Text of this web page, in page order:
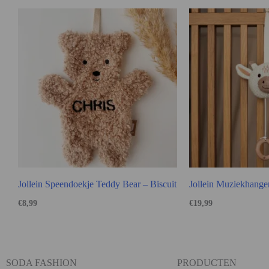
Jollein Speendoekje Teddy Bear – Biscuit
€8,99
Jollein
€19,99
SODA FASHION PRODUCTEN